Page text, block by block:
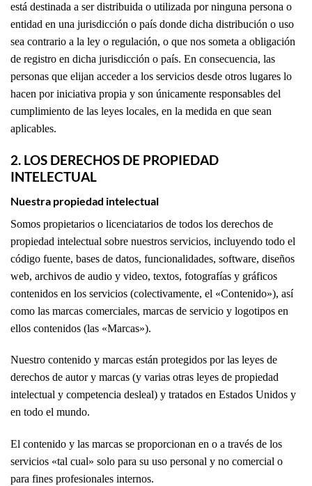
está destinada a ser distribuida o utilizada por ninguna persona o
entidad en una jurisdicción o país donde dicha distribución o uso
sea contrario a la ley o regulación, o que nos someta a obligación
de registro en dicha jurisdicción o país. En consecuencia, las
personas que elijan acceder a los servicios desde otros lugares lo
hacen por iniciativa propia y son únicamente responsables del
cumplimiento de las leyes locales, en la medida en que sean
aplicables.
2. LOS DERECHOS DE PROPIEDAD
INTELECTUAL
Nuestra propiedad intelectual
Somos propietarios o licenciatarios de todos los derechos de
propiedad intelectual sobre nuestros servicios, incluyendo todo el
código fuente, bases de datos, funcionalidades, software, diseños
web, archivos de audio y video, textos, fotografías y gráficos
contenidos en los servicios (colectivamente, el «Contenido»), así
como las marcas comerciales, marcas de servicio y logotipos en
ellos contenidos (las «Marcas»).
Nuestro contenido y marcas están protegidos por las leyes de
derechos de autor y marcas (y varias otras leyes de propiedad
intelectual y competencia desleal) y tratados en Estados Unidos y
en todo el mundo.
El contenido y las marcas se proporcionan en o a través de los
servicios «tal cual» solo para su uso personal y no comercial o
para fines profesionales internos.